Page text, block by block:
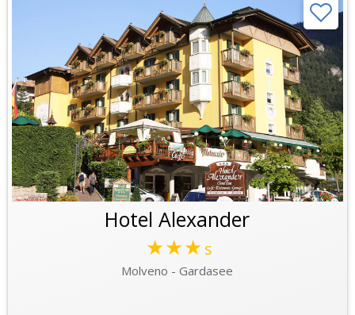
Hotel Alexander
★★★s
Molveno - Gardasee